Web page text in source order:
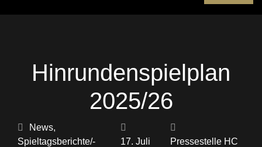
Hinrundenspielplan
2025/26
News,
Spieltagsberichte/-
17. Juli
Pressestelle HC